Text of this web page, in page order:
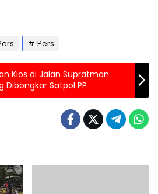
Pers
Kios di Jalan Supratman
Dibongkar Satpol PP